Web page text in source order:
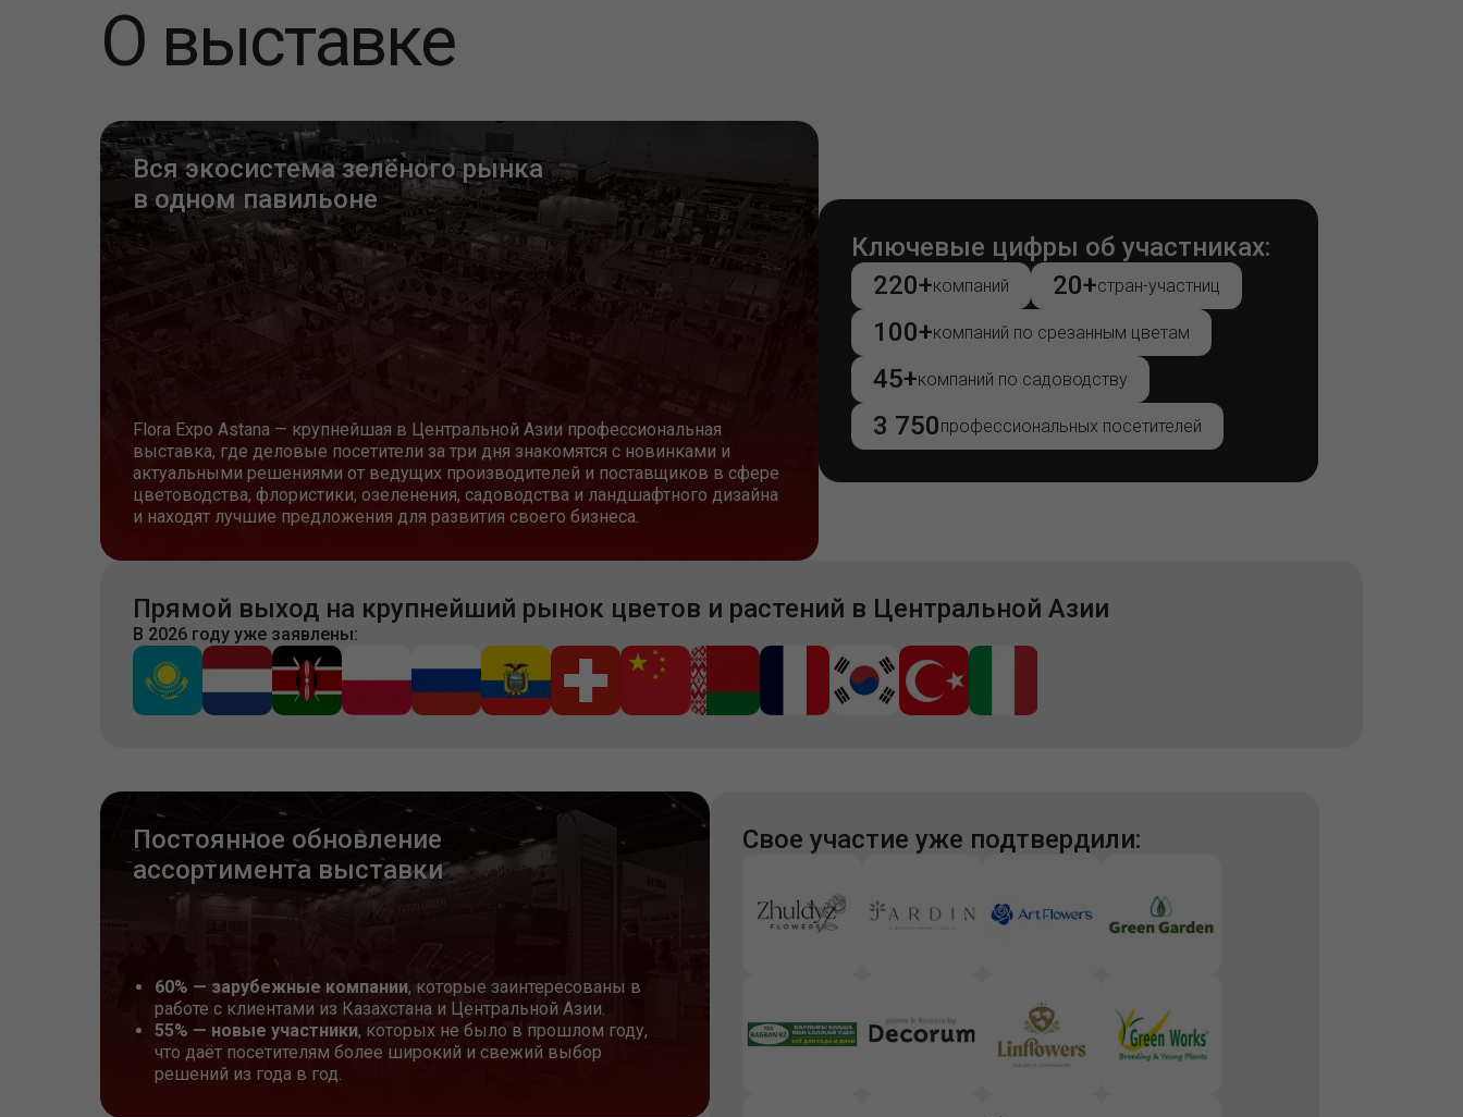
О выставке
Вся экосистема зелёного рынка
в одном павильоне
Flora Expo Astana — крупнейшая в Центральной Азии профессиональная
выставка, где деловые посетители за три дня знакомятся с новинками и
актуальными решениями от ведущих производителей и поставщиков в сфере
цветоводства, флористики, озеленения, садоводства и ландшафтного дизайна
и находят лучшие предложения для развития своего бизнеса.
Ключевые цифры об участниках:
220+компаний 20+стран-участниц
100+компаний по срезанным цветам
45+компаний по садоводству
3 750профессиональных посетителей
Прямой выход на крупнейший рынок цветов и растений в Центральной Азии
В 2026 году уже заявлены:
Постоянное обновление
ассортимента выставки
60% — зарубежные компании, которые заинтересованы в
работе с клиентами из Казахстана и Центральной Азии.
55% — новые участники, которых не было в прошлом году,
что даёт посетителям более широкий и свежий выбор
решений из года в год.
Свое участие уже подтвердили: